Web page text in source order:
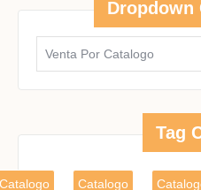
Dropdown
Tag
Catalogo
Catalogo